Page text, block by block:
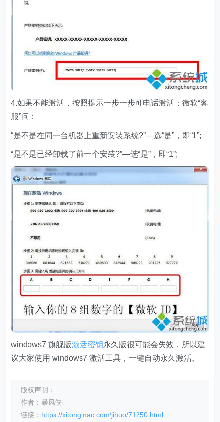
4.如果不能激活，按照提示一步一步可电话激活：微软“客
服”问：
“是不是在同一台机器上重新安装系统?”—选“是”，即“1”;
“是不是已经卸载了前一个安装?”—选“是”，即“1”;
windows7 旗舰版激活密钥永久版很可能会失效，所以建
议大家使用 windows7 激活工具，一键自动永久激活。
版权声明：
作者：暴风侠
链接： https://xitongmac.com/jihuo/71250.html